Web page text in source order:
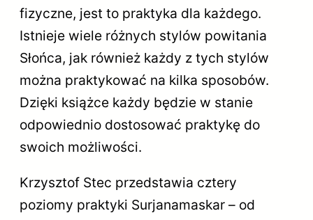
fizyczne, jest to praktyka dla każdego.
Istnieje wiele różnych stylów powitania
Słońca, jak również każdy z tych stylów
można praktykować na kilka sposobów.
Dzięki książce każdy będzie w stanie
odpowiednio dostosować praktykę do
swoich możliwości.
Krzysztof Stec przedstawia cztery
poziomy praktyki Surjanamaskar – od